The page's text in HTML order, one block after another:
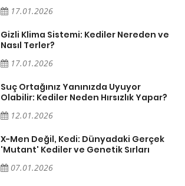
17.01.2026
Gizli Klima Sistemi: Kediler Nereden ve
Nasıl Terler?
17.01.2026
Suç Ortağınız Yanınızda Uyuyor
Olabilir: Kediler Neden Hırsızlık Yapar?
12.01.2026
X-Men Değil, Kedi: Dünyadaki Gerçek
'Mutant' Kediler ve Genetik Sırları
07.01.2026